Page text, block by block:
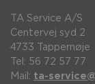
TA Service A/S
Centervej syd 2
4733 Tappernøje
Tel: 56 72 57 77
Mail: ta-